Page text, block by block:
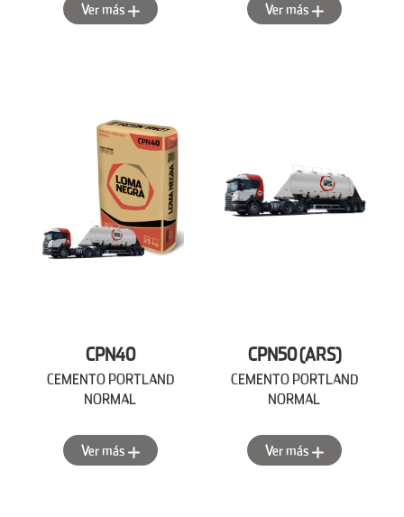
Ver más Ver más
CPN40
CEMENTO PORTLAND
NORMAL
Ver más
CPN50 (ARS)
CEMENTO PORTLAND
NORMAL
Ver más